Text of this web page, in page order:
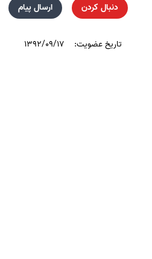
دنبال کردن ارسال پیام
تاریخ عضویت: ۱۳۹۲/۰۹/۱۷